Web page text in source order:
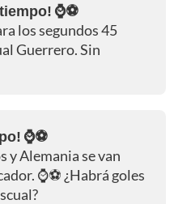
⌚⚽
los segundos 45
Guerrero. Sin
⌚⚽
y Alemania se van
⌚⚽ ¿Habrá goles